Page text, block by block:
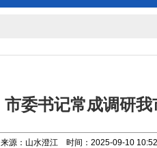
市委书记常成调研
来源：山水澄江 时间：2025-09-10 10:52